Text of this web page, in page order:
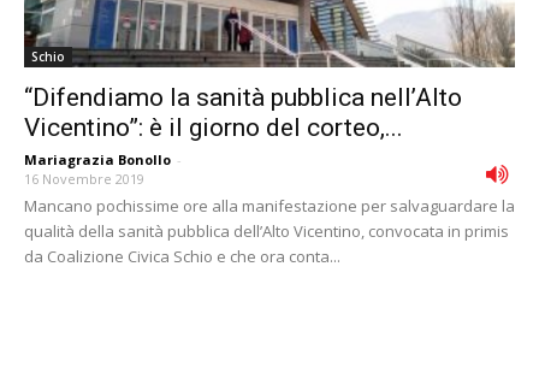
Schio
“Difendiamo la sanità pubblica nell’Alto
Vicentino”: è il giorno del corteo,...
Mariagrazia Bonollo -
16 Novembre 2019
Mancano pochissime ore alla manifestazione per salvaguardare la
qualità della sanità pubblica dell’Alto Vicentino, convocata in primis
da Coalizione Civica Schio e che ora conta...